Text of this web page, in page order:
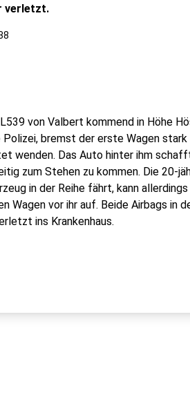
verletzt.
von Valbert kommend in Höhe
bremst der erste Wagen
wenden. Das Auto hinter ihm
zum Stehen zu kommen. Die 20-
in der Reihe fährt, kann
Wagen vor ihr auf. Beide Airbags in
ins Krankenhaus.